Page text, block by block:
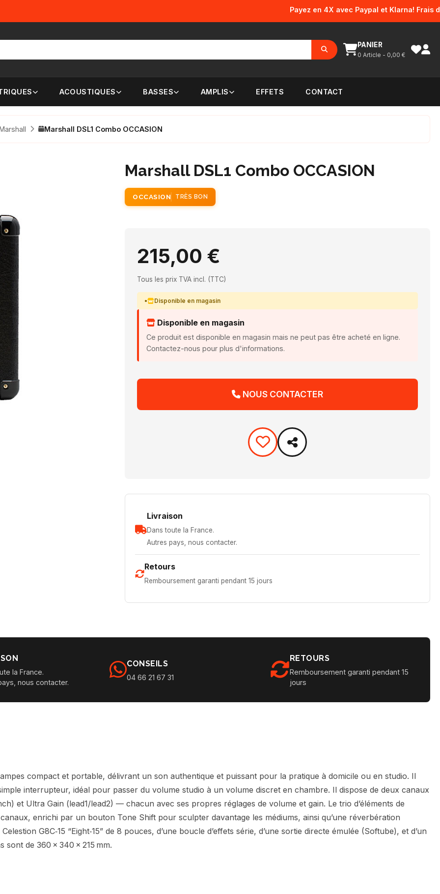
Payez en 4X avec Paypal et Klarna! Frais
PANIER
0 Article - 0,00 €
ACOUSTIQUES BASSES AMPLIS EFFETS CONTACT
Marshall DSL1 Combo OCCASION
Marshall DSL1 Combo OCCASION
OCCASION TRÈS BON
215,00 €
Tous les prix TVA incl. (TTC)
Disponible en magasin
Disponible en magasin
Ce produit est disponible en magasin mais ne peut pas être acheté en ligne.
Contactez-nous pour plus d'informations.
NOUS CONTACTER
Livraison
Dans toute la France.
Autres pays, nous contacter.
Retours
Remboursement garanti pendant 15 jours
la France.
nous contacter.
CONSEILS
04 66 21 67 31
RETOURS
Remboursement garanti pendant 15
jours
compact et portable, délivrant un son authentique et puissant pour la pratique à domicile ou en studio. Il
interrupteur, idéal pour passer du volume studio à un volume discret en chambre. Il dispose de deux canaux
et Ultra Gain (lead1/lead2) — chacun avec ses propres réglages de volume et gain. Le trio d’éléments de
enrichi par un bouton Tone Shift pour sculpter davantage les médiums, ainsi qu’une réverbération
G8C‑15 “Eight‑15” de 8 pouces, d’une boucle d’effets série, d’une sortie directe émulée (Softube), et d’un
de 360 × 340 × 215 mm.